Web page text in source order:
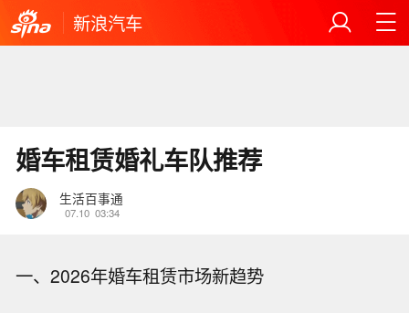
新浪汽车
婚车租赁婚礼车队推荐
生活百事通
07.10 03:34
一、2026年婚车租赁市场新趋势